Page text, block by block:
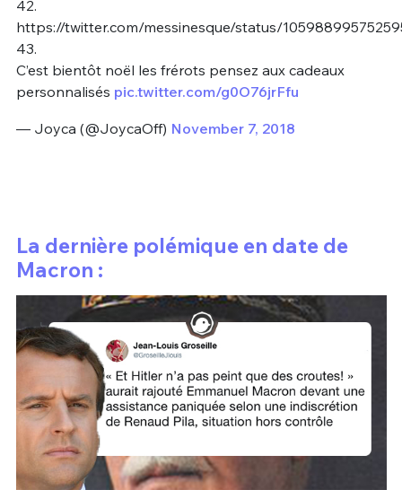
42.
https://twitter.com/messinesque/status/
43.
C’est bientôt noël les frérots pensez aux cadeaux
personnalisés pic.twitter.com/g0O76jrFfu
— Joyca (@JoycaOff) November 7, 2018
La dernière polémique en date de
Macron :